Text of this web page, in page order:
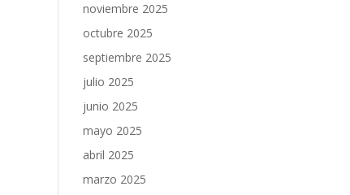
noviembre 2025
octubre 2025
septiembre 2025
julio 2025
junio 2025
mayo 2025
abril 2025
marzo 2025